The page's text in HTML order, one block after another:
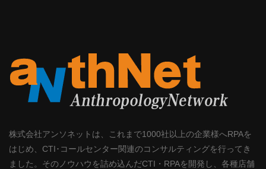
株式会社アンソネットは、これまで1000社以上の企業様へRPAを
はじめ、CTI･コールセンター関連のコンサルティングを行ってき
ました。そのノウハウを詰め込んだCTI・RPAを開発し、各種店舗